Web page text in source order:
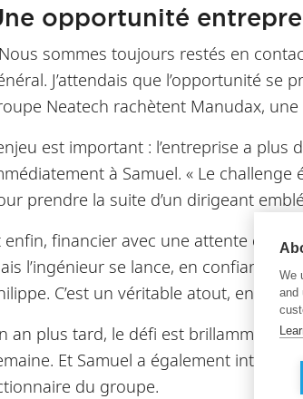
opportunité
sommes toujours restés en
J’attendais que l’opportunité
Neatech rachètent Manudax,
est important : l’entreprise a
à Samuel. « Le
prendre la suite d’un dirigeant
enfin, financier avec une attente de
l’ingénieur se lance, en confiance,
C’est un véritable atout, encore
an plus tard, le défi est brillamment
Et Samuel a également
du groupe.
We
and